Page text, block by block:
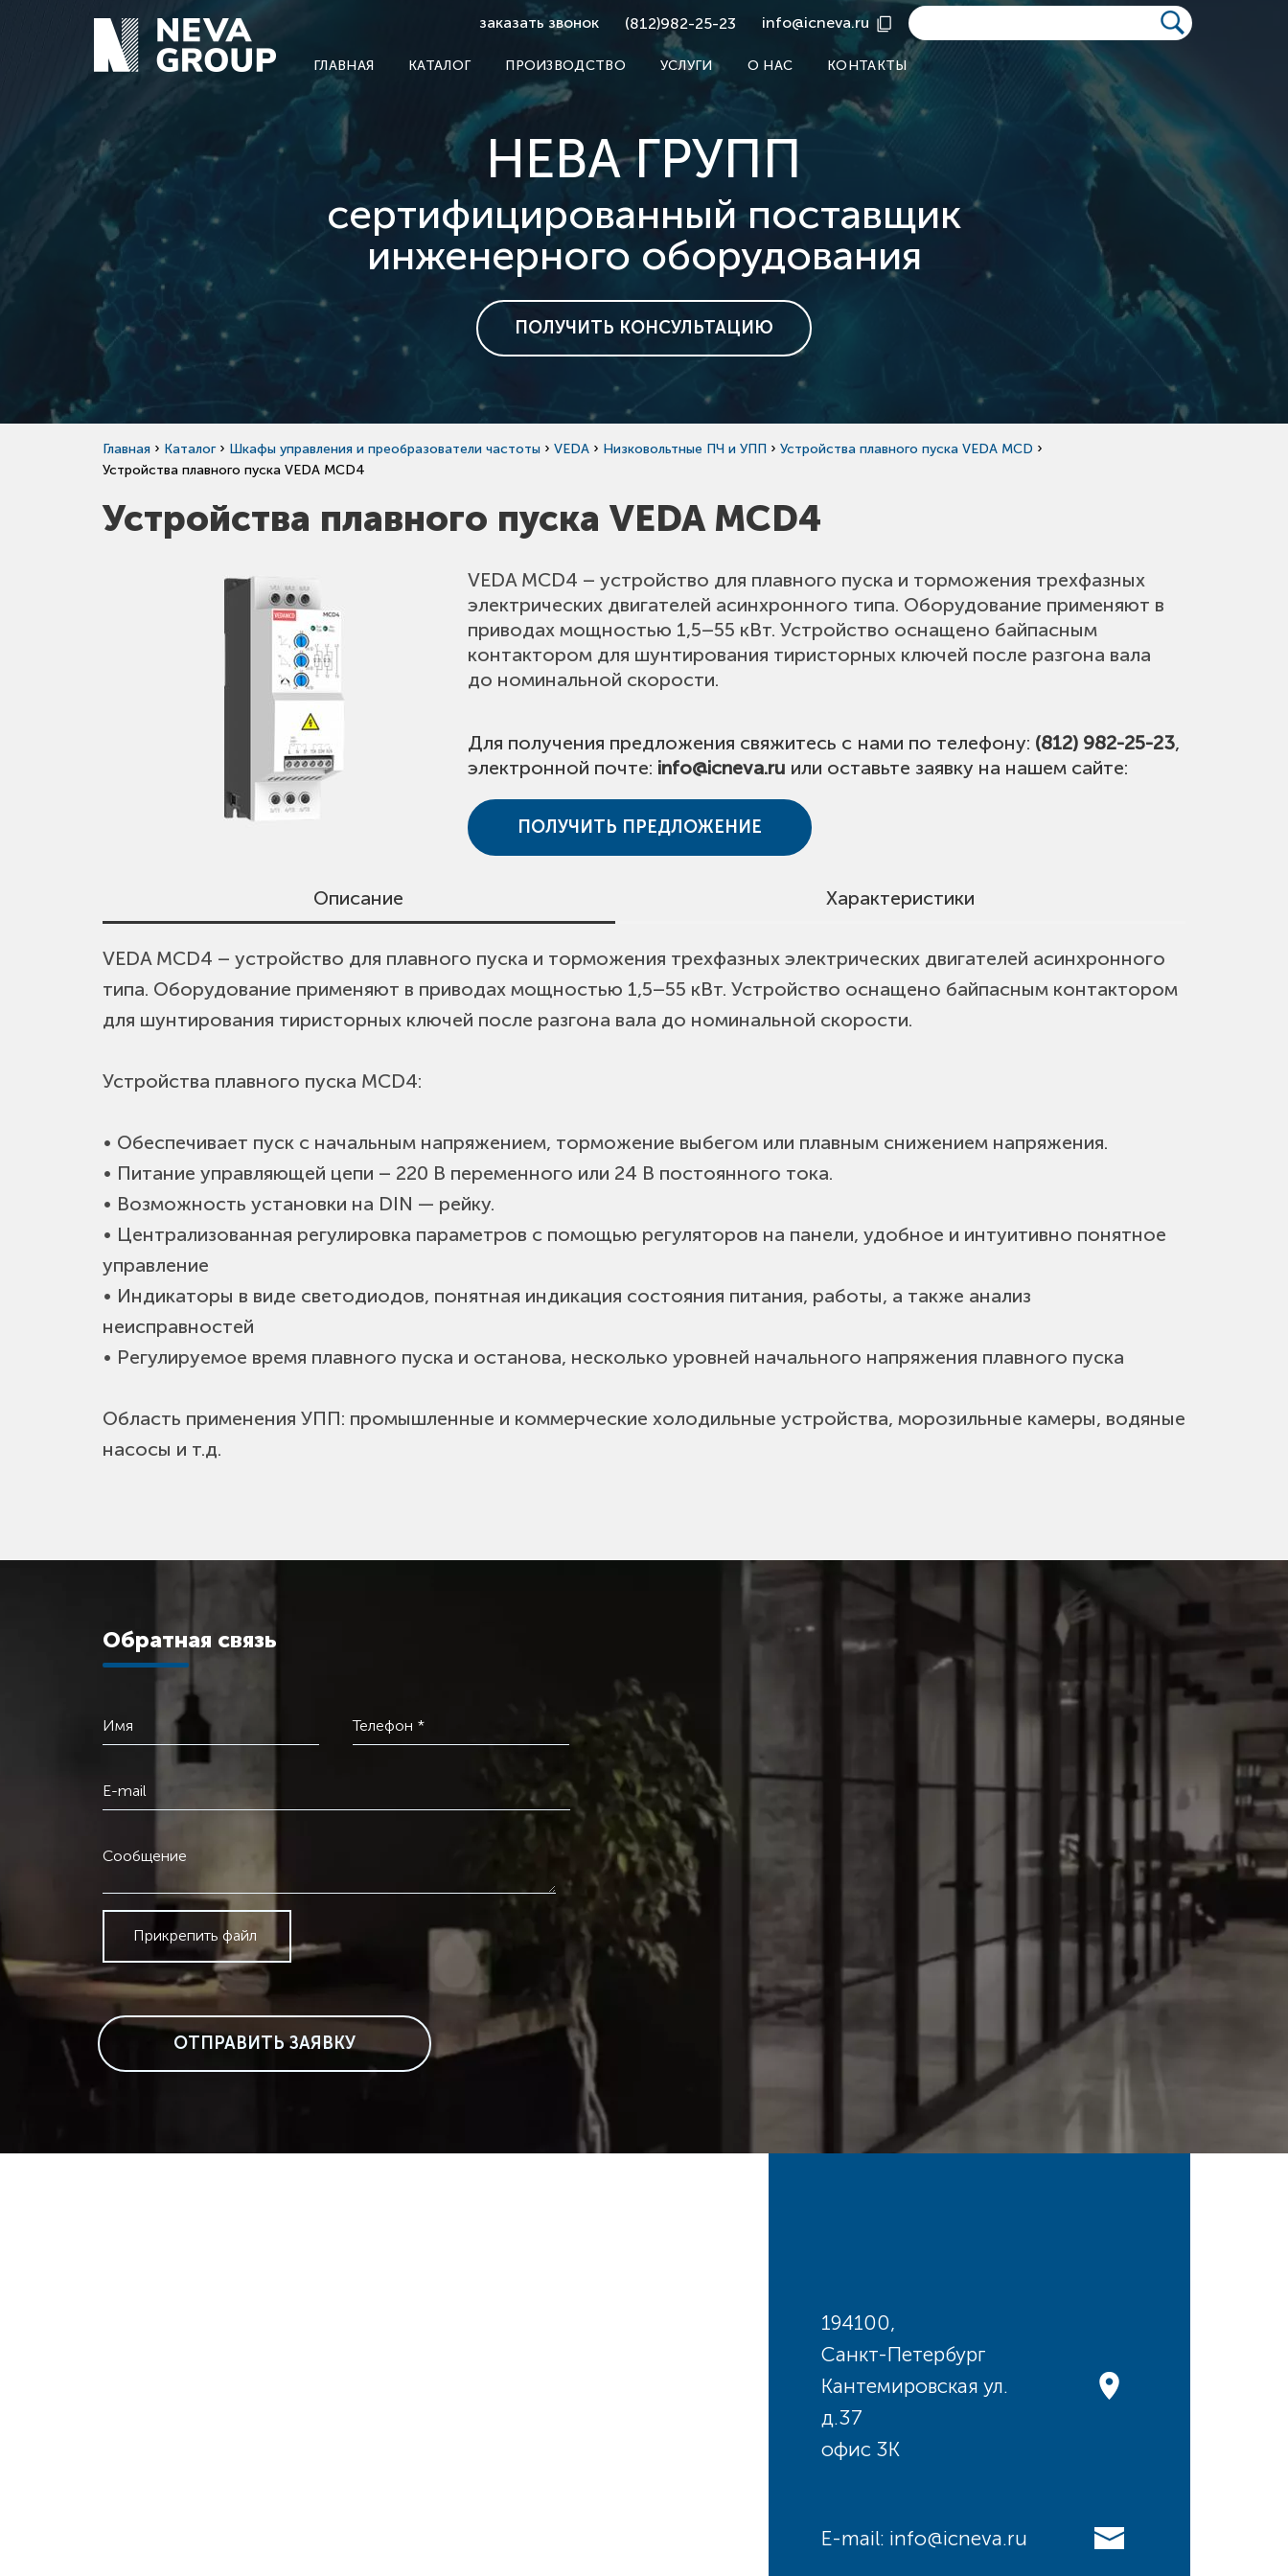
заказать звонок (812)982-25-23 info@icneva.ru
ГЛАВНАЯ КАТАЛОГ ПРОИЗВОДСТВО УСЛУГИ О НАС КОНТАКТЫ
НЕВА ГРУПП
сертифицированный поставщик
инженерного оборудования
ПОЛУЧИТЬ КОНСУЛЬТАЦИЮ
Главная › Каталог › Шкафы управления и преобразователи частоты › VEDA › Низковольтные ПЧ и УПП › Устройства плавного пуска VEDA MCD ›
Устройства плавного пуска VEDA MCD4
Устройства плавного пуска VEDA MCD4
VEDA MCD4 – устройство для плавного пуска и торможения трехфазных
электрических двигателей асинхронного типа. Оборудование применяют в
приводах мощностью 1,5–55 кВт. Устройство оснащено байпасным
контактором для шунтирования тиристорных ключей после разгона вала
до номинальной скорости.
Для получения предложения свяжитесь с нами по телефону: (812) 982-25-23,
электронной почте: info@icneva.ru или оставьте заявку на нашем сайте:
ПОЛУЧИТЬ ПРЕДЛОЖЕНИЕ
Описание Характеристики
VEDA MCD4 – устройство для плавного пуска и торможения трехфазных электрических двигателей асинхронного
типа. Оборудование применяют в приводах мощностью 1,5–55 кВт. Устройство оснащено байпасным контактором
для шунтирования тиристорных ключей после разгона вала до номинальной скорости.
Устройства плавного пуска MCD4:
• Обеспечивает пуск с начальным напряжением, торможение выбегом или плавным снижением напряжения.
• Питание управляющей цепи – 220 В переменного или 24 В постоянного тока.
• Возможность установки на DIN — рейку.
• Централизованная регулировка параметров с помощью регуляторов на панели, удобное и интуитивно понятное
управление
• Индикаторы в виде светодиодов, понятная индикация состояния питания, работы, а также анализ
неисправностей
• Регулируемое время плавного пуска и останова, несколько уровней начального напряжения плавного пуска
Область применения УПП: промышленные и коммерческие холодильные устройства, морозильные камеры, водяные
насосы и т.д.
• Диапазон мощностей двигателя от 1,5 до 55 кВт
• Для работы с трехфазными асинхронными двигателями
• Встроенный байпасный контактор
• Степень защиты IP21
Обратная связь
Имя Телефон *
E-mail
Сообщение
Прикрепить файл
ОТПРАВИТЬ ЗАЯВКУ
194100,
Санкт-Петербург
Кантемировская ул.
д.37
офис 3К
E-mail: info@icneva.ru